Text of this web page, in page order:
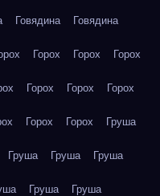
Говядина Говядина
Горох Горох Горох
Горох Горох Горох
Горох Горох Груша
Груша Груша Груша
Груша Груша